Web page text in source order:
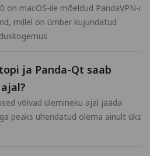
on macOS-ile mõeldud PandaVPN-i
millel on ümber kujundatud
ja Panda-Qt saab
võivad ülemineku ajal jääda
peaks ühendatud olema ainult üks